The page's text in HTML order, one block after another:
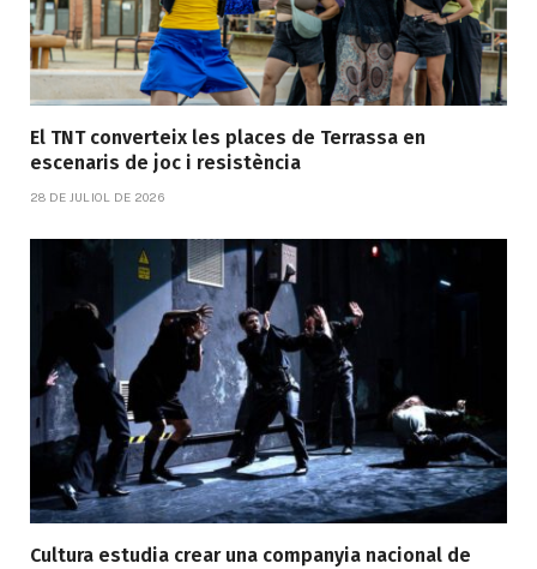
El TNT converteix les places de Terrassa en
escenaris de joc i resistència
28 DE JULIOL DE 2026
Cultura estudia crear una companyia nacional de